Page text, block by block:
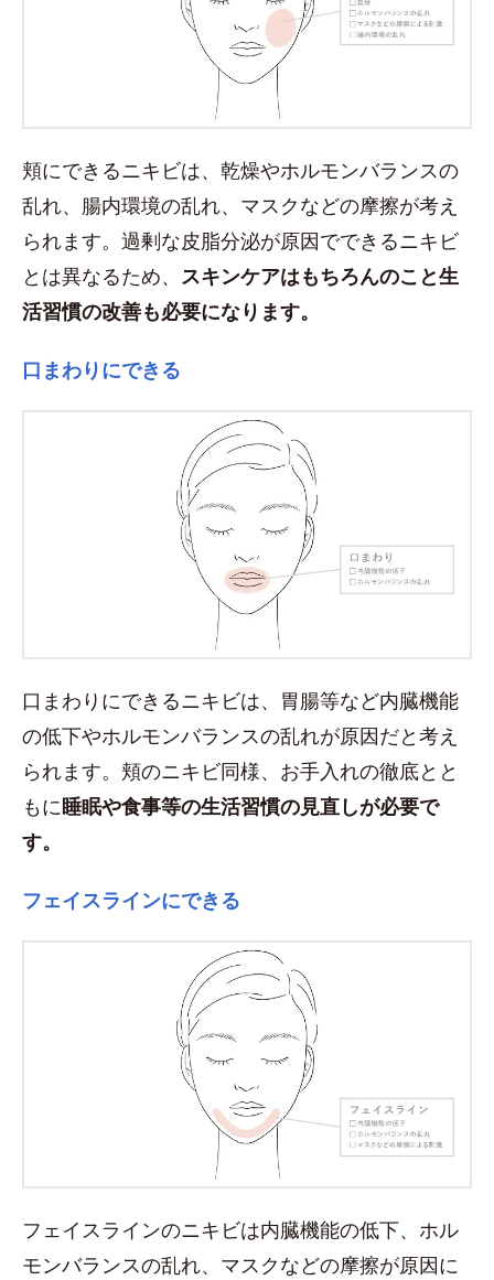
頬にできるニキビは、乾燥やホルモンバランスの
乱れ、腸内環境の乱れ、マスクなどの摩擦が考え
られます。過剰な皮脂分泌が原因でできるニキビ
とは異なるため、 スキンケアはもちろんのこと生
活習慣の改善も必要になります。
口まわりにできる
口まわりにできるニキビは、胃腸等など内臓機能
の低下やホルモンバランスの乱れが原因だと考え
られます。頬のニキビ同様、お手入れの徹底とと
もに睡眠や食事等の生活習慣の見直しが必要で
す。
フェイスラインにできる
フェイスラインのニキビは内臓機能の低下、ホル
モンバランスの乱れ、マスクなどの摩擦が原因に